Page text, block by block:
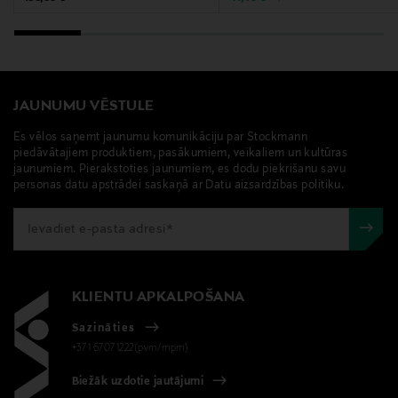
soma, rokassoma, pleca soma, maza soma, By Malene
JAUNUMU VĒSTULE
Es vēlos saņemt jaunumu komunikāciju par Stockmann
piedāvātajiem produktiem, pasākumiem, veikaliem un kultūras
jaunumiem. Pierakstoties jaunumiem, es dodu piekrišanu savu
personas datu apstrādei saskaņā ar Datu aizsardzības politiku.
KLIENTU APKALPOŠANA
Sazināties
+371 67071222(pvm/mpm)
Biežāk uzdotie jautājumi